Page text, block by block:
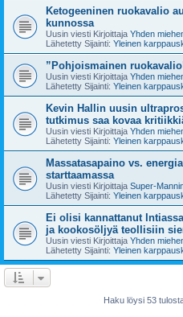
Ketogeeninen ruokavalio
kunnossa
Uusin viesti Kirjoittaja Yhden
Lähetetty Sijainti: Yleinen
”Pohjoismainen
Uusin viesti Kirjoittaja Yhden
Lähetetty Sijainti: Yleinen
Kevin Hallin uusin
tutkimus saa kovaa
Uusin viesti Kirjoittaja Yhden
Lähetetty Sijainti: Yleinen
Massatasapaino vs.
starttaamassa
Uusin viesti Kirjoittaja Super-
Lähetetty Sijainti: Yleinen
Ei olisi kannattanut
ja kookosöljyä teollisiin
Uusin viesti Kirjoittaja Yhden
Lähetetty Sijainti: Yleinen
Haku löysi 53